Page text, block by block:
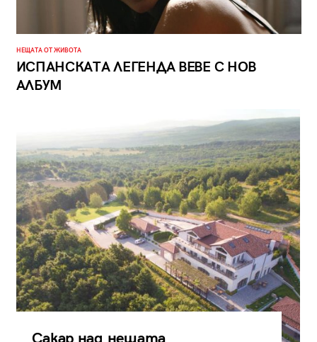
НЕЩАТА ОТ ЖИВОТА
ИСПАНСКАТА ЛЕГЕНДА BEBE С НОВ
АЛБУМ